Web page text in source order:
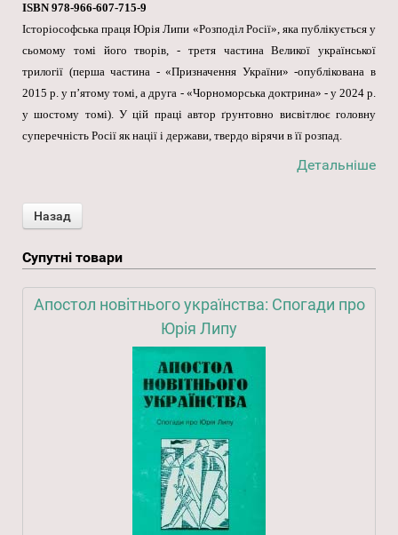
ISBN 978-966-607-715-9
Історіософська праця Юрія Липи «Розподіл Росії», яка публікується у
сьомому томі його творів, - третя частина Великої української
трилогії (перша частина - «Призначення України» -опублікована в
2015 р. у п’ятому томі, а друга - «Чорноморська доктрина» - у 2024 р.
у шостому томі). У цій праці автор ґрунтовно висвітлює головну
суперечність Росії як нації і держави, твердо вірячи в її розпад.
Детальніше
Супутні товари
Апостол новітнього українства: Спогади про
Юрія Липу